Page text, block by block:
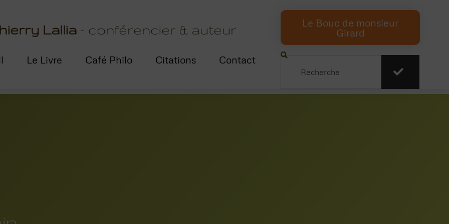
Lallia- conférencier & auteur
Le Livre Café Philo Citations Contact
Le Bouc de monsieur
Girard
Rechercher